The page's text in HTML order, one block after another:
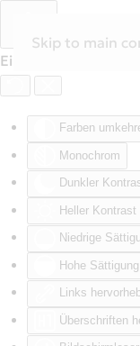
Eingabehilfen öffnen
Farben
Monochrom
Dunkler
Heller Kontrast
Niedrige
Hohe Sättigung
Links
Überschriften
Skip to main